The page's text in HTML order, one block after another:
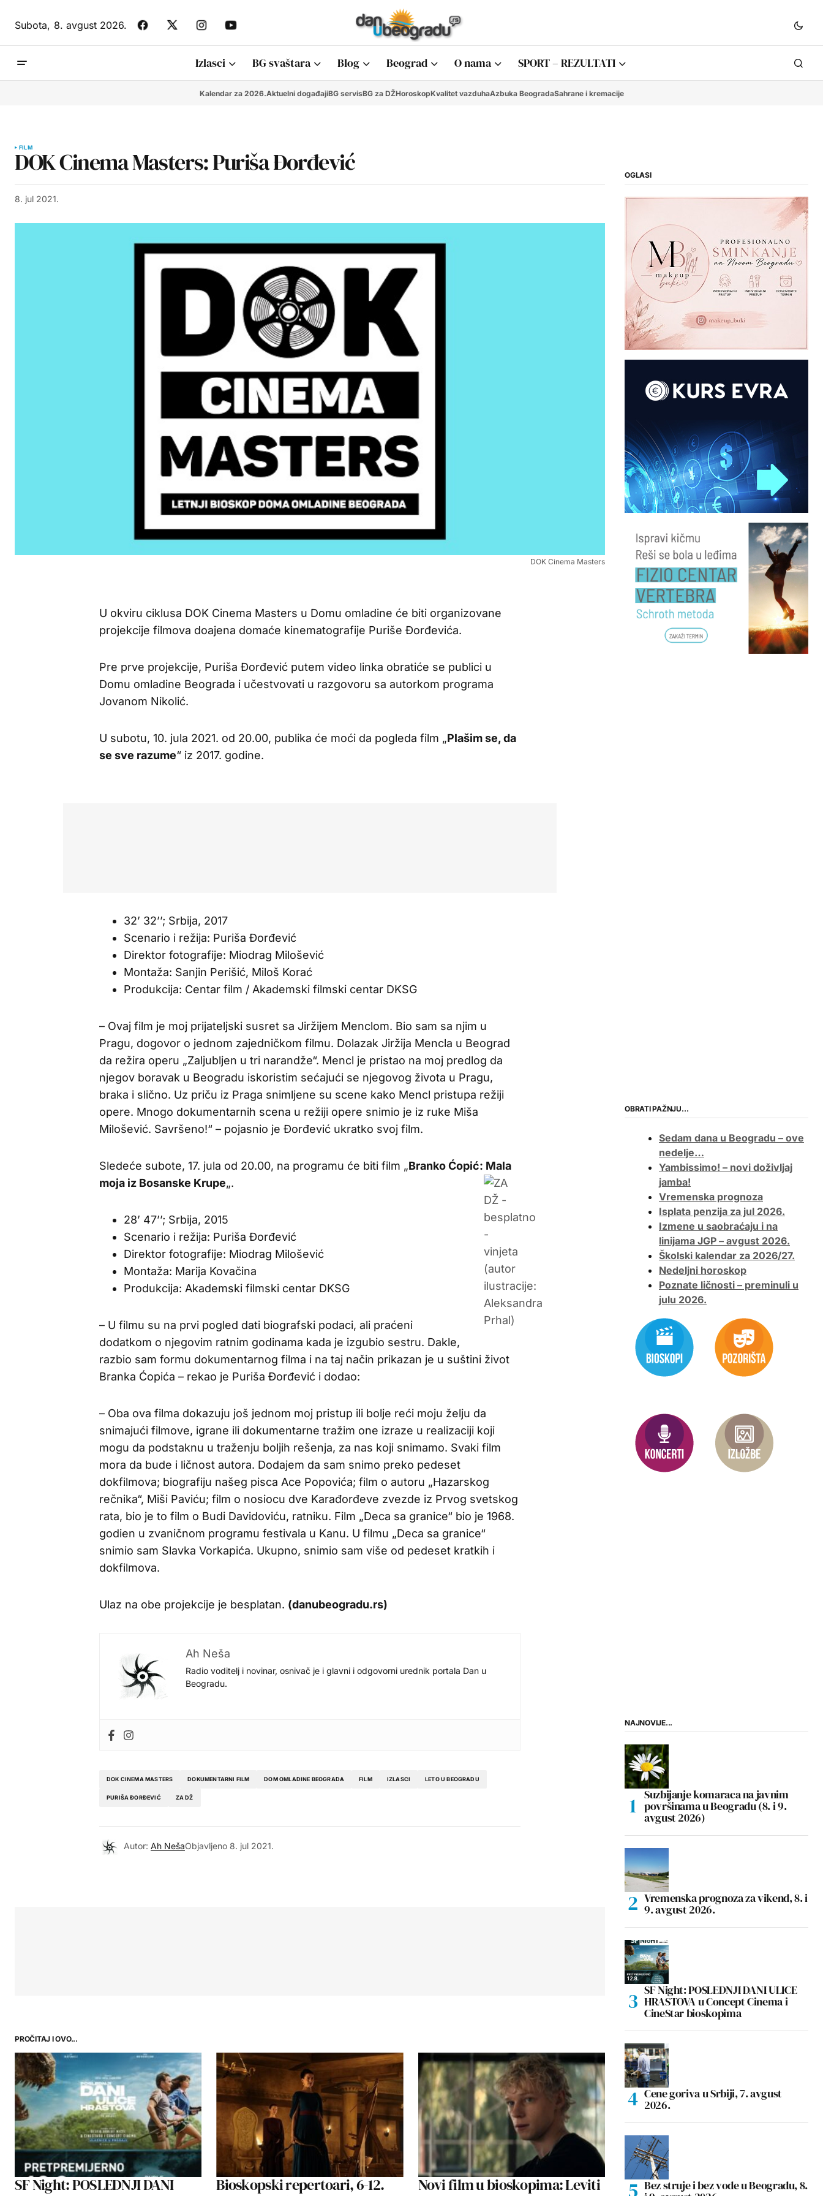
Subota,8. avgust 2026.
Izlasci BG svaštara Blog Beograd O nama SPORT – REZULTATI
Kalendar za 2026.Aktuelni događajiBG servisBG za DŽHoroskopKvalitet vazduhaAzbuka BeogradaSahrane i kremacije
FILM
DOK Cinema Masters: Puriša Đorđević
8. jul 2021.
DOK Cinema Masters
U okviru ciklusa DOK Cinema Masters u Domu omladine će biti organizovane
projekcije filmova doajena domaće kinematografije Puriše Đorđevića.
Pre prve projekcije, Puriša Đorđević putem video linka obratiće se publici u
Domu omladine Beograda i učestvovati u razgovoru sa autorkom programa
Jovanom Nikolić.
U subotu, 10. jula 2021. od 20.00, publika će moći da pogleda film „Plašim se, da
se sve razume“ iz 2017. godine.
32’ 32’’; Srbija, 2017
Scenario i režija: Puriša Đorđević
Direktor fotografije: Miodrag Milošević
Montaža: Sanjin Perišić, Miloš Korać
Produkcija: Centar film / Akademski filmski centar DKSG
– Ovaj film je moj prijateljski susret sa Jiržijem Menclom. Bio sam sa njim u
Pragu, dogovor o jednom zajedničkom filmu. Dolazak Jiržija Mencla u Beograd
da režira operu „Zaljubljen u tri narandže“. Mencl je pristao na moj predlog da
njegov boravak u Beogradu iskoristim sećajući se njegovog života u Pragu,
braka i slično. Uz priču iz Praga snimljene su scene kako Mencl pristupa režiji
opere. Mnogo dokumentarnih scena u režiji opere snimio je iz ruke Miša
Milošević. Savršeno!“ – pojasnio je Đorđević ukratko svoj film.
Sledeće subote, 17. jula od 20.00, na programu će biti film „Branko Ćopić: Mala
moja iz Bosanske Krupe„.
28’ 47’’; Srbija, 2015
Scenario i režija: Puriša Đorđević
Direktor fotografije: Miodrag Milošević
Montaža: Marija Kovačina
Produkcija: Akademski filmski centar DKSG
– U filmu su na prvi pogled dati biografski podaci, ali praćeni
dodatkom o njegovim ratnim godinama kada je izgubio sestru. Dakle,
razbio sam formu dokumentarnog filma i na taj način prikazan je u suštini život
Branka Ćopića – rekao je Puriša Đorđević i dodao:
– Oba ova filma dokazuju još jednom moj pristup ili bolje reći moju želju da
snimajući filmove, igrane ili dokumentarne tražim one izraze u realizaciji koji
mogu da podstaknu u traženju boljih rešenja, za nas koji snimamo. Svaki film
mora da bude i ličnost autora. Dodajem da sam snimo preko pedeset
dokfilmova; biografiju našeg pisca Ace Popovića; film o autoru „Hazarskog
rečnika“, Miši Paviću; film o nosiocu dve Karađorđeve zvezde iz Prvog svetskog
rata, bio je to film o Budi Davidoviću, ratniku. Film „Deca sa granice“ bio je 1968.
godien u zvaničnom programu festivala u Kanu. U filmu „Deca sa granice“
snimio sam Slavka Vorkapića. Ukupno, snimio sam više od pedeset kratkih i
dokfilmova.
Ulaz na obe projekcije je besplatan. (danubeogradu.rs)
Ah Neša
Radio voditelj i novinar, osnivač je i glavni i odgovorni urednik portala Dan u
Beogradu.
DOK CINEMA MASTERS DOKUMENTARNI FILM DOM OMLADINE BEOGRADA FILM IZLASCI LETO U BEOGRADU
PURIŠA ĐORĐEVIĆ ZA DŽ
Autor: Ah NešaObjavljeno 8. jul 2021.
PROČITAJ I OVO...
SF Night: POSLEDNJI DANI Bioskopski repertoari, 6-12. Novi film u bioskopima: Leviti
OGLASI
OBRATI PAŽNJU…
Sedam dana u Beogradu – ove
nedelje…
Yambissimo! – novi doživljaj
jamba!
Vremenska prognoza
Isplata penzija za jul 2026.
Izmene u saobraćaju i na
linijama JGP – avgust 2026.
Školski kalendar za 2026/27.
Nedeljni horoskop
Poznate ličnosti – preminuli u
julu 2026.
NAJNOVIJE...
Suzbijanje komaraca na javnim
površinama u Beogradu (8. i 9.
avgust 2026)
Vremenska prognoza za vikend, 8. i
9. avgust 2026.
SF Night: POSLEDNJI DANI ULICE
HRASTOVA u Concept Cinema i
CineStar bioskopima
Cene goriva u Srbiji, 7. avgust
2026.
Bez struje i bez vode u Beogradu, 8.